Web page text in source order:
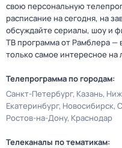
свою персональную
расписание на сегодня, на
обсуждайте сериалы, шоу и
ТВ программа от Рамблера —
только самое интересное на
Телепрограмма по городам:
Санкт-Петербург Казань
Екатеринбург Новосибирск
Ростов-на-Дону Краснодар
Телеканалы по тематикам: